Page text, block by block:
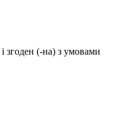
і згоден (-на) з умовами